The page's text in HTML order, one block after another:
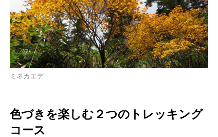
ミネカエデ
色づきを楽しむ２つのトレッキング
コース